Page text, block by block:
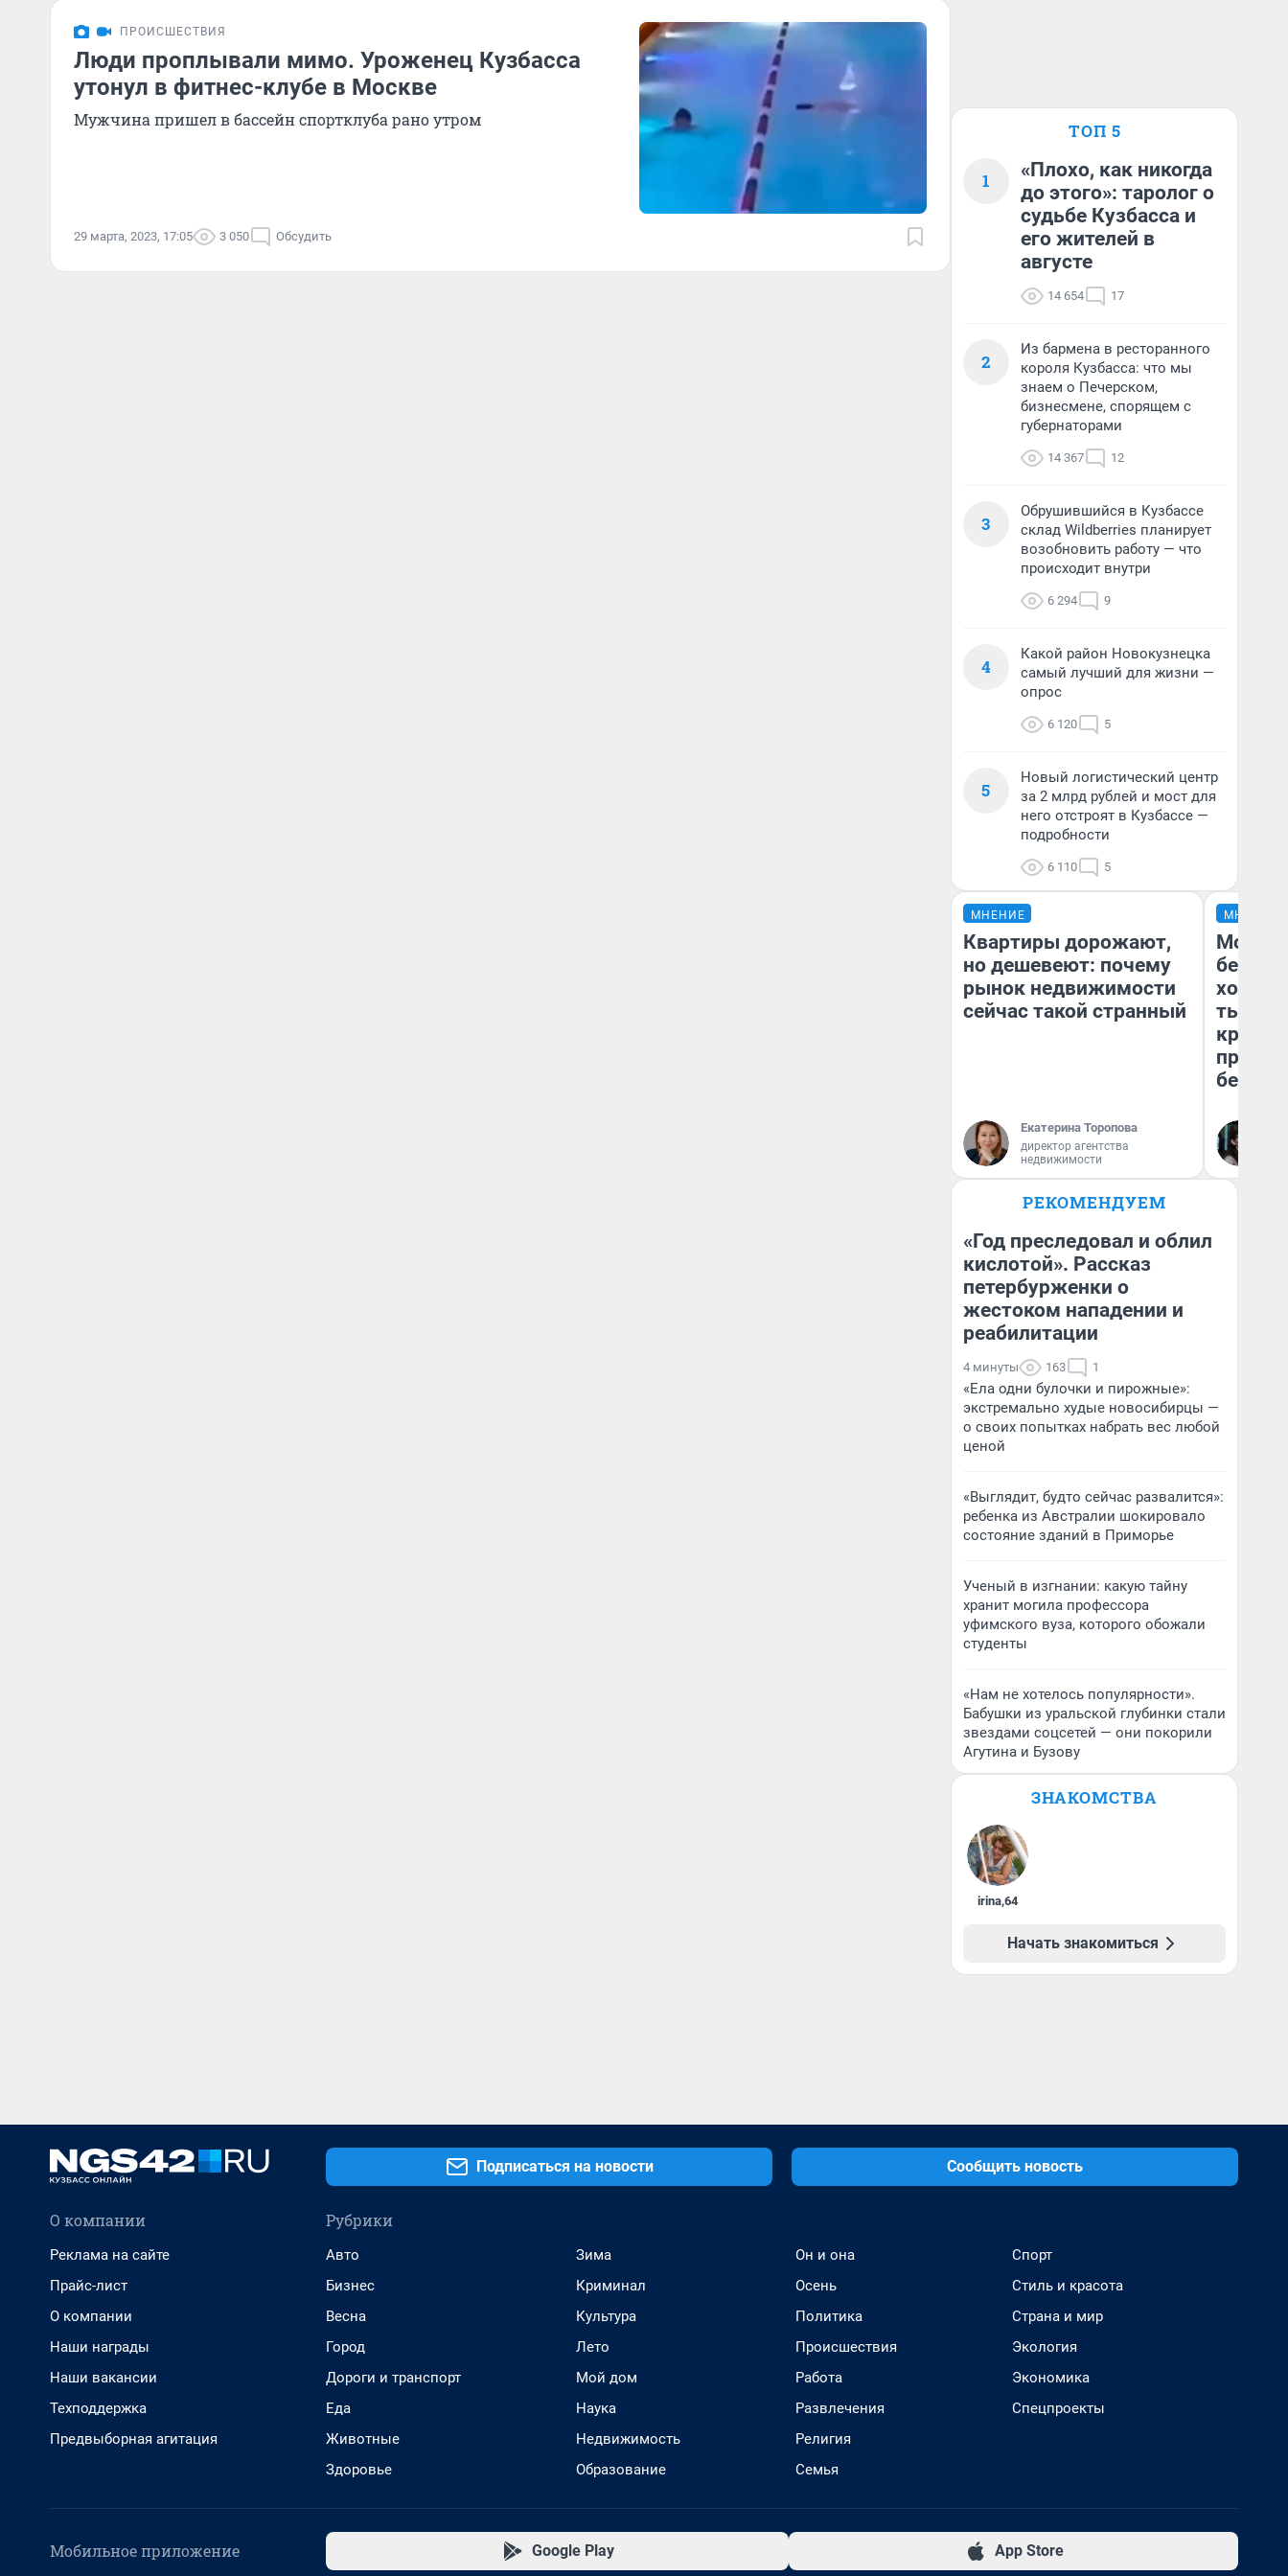
ПРОИСШЕСТВИЯ
Люди проплывали мимо. Уроженец Кузбасса
утонул в фитнес-клубе в Москве
Мужчина пришел в бассейн спортклуба рано утром
29 марта, 2023, 17:05 3 050 Обсудить
ТОП 5
1
«Плохо, как никогда
до этого»: таролог о
судьбе Кузбасса и
его жителей в
августе
14 654 17
2
Из бармена в ресторанного
короля Кузбасса: что мы
знаем о Печерском,
бизнесмене, спорящем с
губернаторами
14 367 12
3
Обрушившийся в Кузбассе
склад Wildberries планирует
возобновить работу — что
происходит внутри
6 294 9
4
Какой район Новокузнецка
самый лучший для жизни —
опрос
6 120 5
5
Новый логистический центр
за 2 млрд рублей и мост для
него отстроят в Кузбассе —
подробности
6 110 5
МНЕНИЕ
Квартиры дорожают,
но дешевеют: почему
рынок недвижимости
сейчас такой странный
Екатерина Торопова
директор агентства
недвижимости
МНЕНИЕ
Мой
хотела
тысяч,
РЕКОМЕНДУЕМ
«Год преследовал и облил
кислотой». Рассказ
петербурженки о
жестоком нападении и
реабилитации
4 минуты 163 1
«Ела одни булочки и пирожные»:
экстремально худые новосибирцы —
о своих попытках набрать вес любой
ценой
«Выглядит, будто сейчас развалится»:
ребенка из Австралии шокировало
состояние зданий в Приморье
Ученый в изгнании: какую тайну
хранит могила профессора
уфимского вуза, которого обожали
студенты
«Нам не хотелось популярности».
Бабушки из уральской глубинки стали
звездами соцсетей — они покорили
Агутина и Бузову
ЗНАКОМСТВА
irina,64
Начать знакомиться
Подписаться на новости Сообщить новость
О компании
Реклама на сайте
Прайс-лист
О компании
Наши награды
Наши вакансии
Техподдержка
Предвыборная агитация
Рубрики
Авто
Бизнес
Весна
Город
Дороги и транспорт
Еда
Животные
Здоровье
Зима
Криминал
Культура
Лето
Мой дом
Наука
Недвижимость
Образование
Он и она
Осень
Политика
Происшествия
Работа
Развлечения
Религия
Семья
Спорт
Стиль и красота
Страна и мир
Экология
Экономика
Спецпроекты
Мобильное приложение Google Play App Store